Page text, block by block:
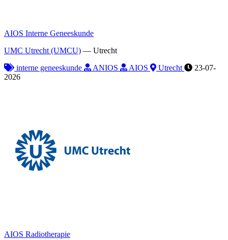
AIOS Interne Geneeskunde
UMC Utrecht (UMCU) — Utrecht
interne geneeskunde
ANIOS AIOS Utrecht
23-07-
2026
AIOS Radiotherapie